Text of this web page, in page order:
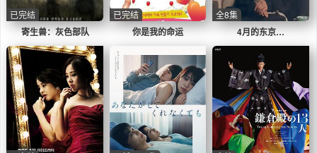
寄生兽：灰色部队
已完结
你是我的命运
已完结
4月的东京…
全8集